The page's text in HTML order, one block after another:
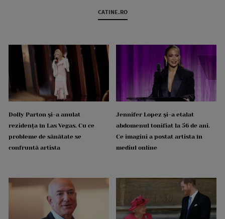
CATINE.RO
Dolly Parton și-a anulat
rezidența în Las Vegas. Cu ce
probleme de sănătate se
confruntă artista
Jennifer Lopez și-a etalat
abdomenul tonifiat la 56 de ani.
Ce imagini a postat artista în
mediul online